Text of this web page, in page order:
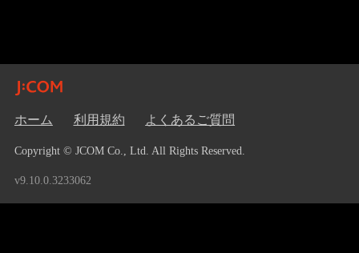
ホーム 利用規約 よくあるご質問
Copyright © JCOM Co., Ltd. All Rights Reserved.
v9.10.0.3233062